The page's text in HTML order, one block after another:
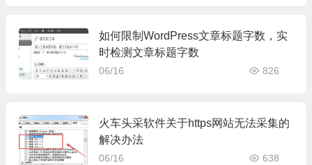
如何限制WordPress文章标题字数，实
时检测文章标题字数
06/16 826
火车头采软件关于https网站无法采集的
解决办法
06/16 638